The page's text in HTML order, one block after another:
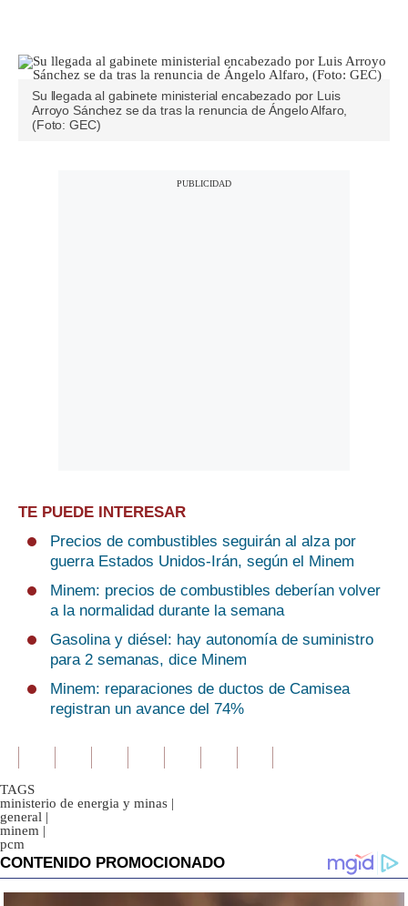
Su llegada al gabinete ministerial encabezado por Luis
Arroyo Sánchez se da tras la renuncia de Ángelo Alfaro,
(Foto: GEC)
TE PUEDE INTERESAR
Precios de combustibles seguirán al alza por
guerra Estados Unidos-Irán, según el Minem
Minem: precios de combustibles deberían volver
a la normalidad durante la semana
Gasolina y diésel: hay autonomía de suministro
para 2 semanas, dice Minem
Minem: reparaciones de ductos de Camisea
registran un avance del 74%
TAGS
ministerio de energia y minas |
general |
minem |
pcm